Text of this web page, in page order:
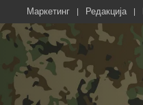
Маркетинг Редакција